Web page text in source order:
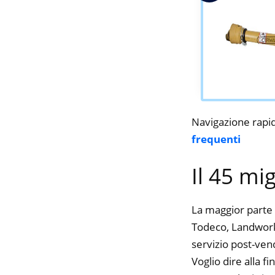
Navigazione
frequenti
Il 45
La maggior
Todeco,
servizio post-
Voglio dire alla